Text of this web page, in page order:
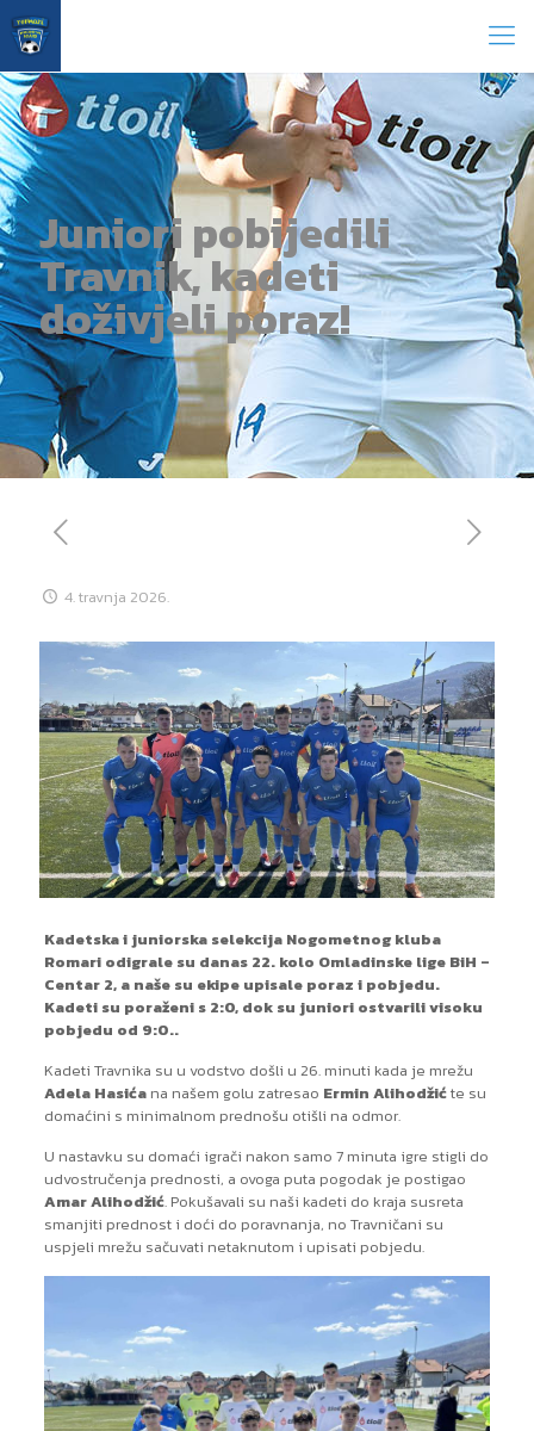
Juniori pobijedili
Travnik, kadeti
doživjeli poraz!
4. travnja 2026.
Kadetska i juniorska selekcija Nogometnog kluba
Romari odigrale su danas 22. kolo Omladinske lige BiH –
Centar 2, a naše su ekipe upisale poraz i pobjedu.
Kadeti su poraženi s 2:0, dok su juniori ostvarili visoku
pobjedu od 9:0..
Kadeti Travnika su u vodstvo došli u 26. minuti kada je mrežu
Adela Hasićana našem golu zatresao Ermin Alihodžićte su
domaćini s minimalnom prednošu otišli na odmor.
U nastavku su domaći igrači nakon samo 7 minuta igre stigli do
udvostručenja prednosti, a ovoga puta pogodak je postigao
Amar Alihodžić. Pokušavali su naši kadeti do kraja susreta
smanjiti prednost i doći do poravnanja, no Travničani su
uspjeli mrežu sačuvati netaknutom i upisati pobjedu.